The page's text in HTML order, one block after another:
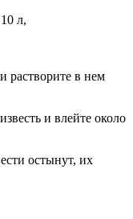
л,
растворите в нем
и влейте около
остынут, их